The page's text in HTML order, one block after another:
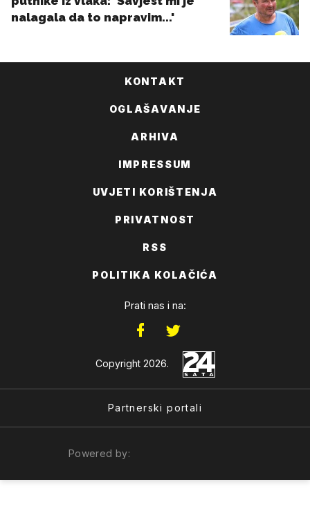
KONTAKT
OGLAŠAVANJE
ARHIVA
IMPRESSUM
UVJETI KORIŠTENJA
PRIVATNOST
RSS
POLITIKA KOLAČIĆA
Prati nas i na:
Copyright 2026.
Partnerski portali
Powered by: